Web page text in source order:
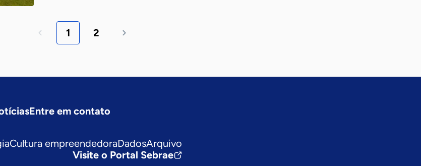
1 2
Entre em contato
Cultura empreendedoraDadosArquivo
Visite o Portal Sebrae